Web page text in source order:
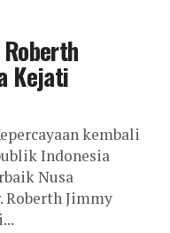
Kejati
kembali
Indonesia
Nusa
Roberth Jimmy